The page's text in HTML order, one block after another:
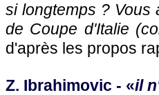
si longtemps ? Vous
de Coupe d'Italie
d'après les propos
Z. Ibrahimovic - «il